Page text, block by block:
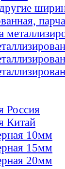
парча
Россия
Китай
10мм
15мм
20мм